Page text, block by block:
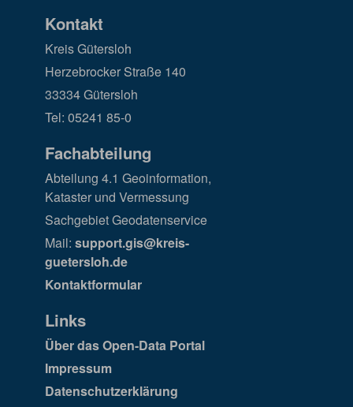
Kontakt
Kreis Gütersloh
Herzebrocker Straße 140
33334 Gütersloh
Tel: 05241 85-0
Fachabteilung
Abteilung 4.1 Geoinformation,
Kataster und Vermessung
Sachgebiet Geodatenservice
Mail: support.gis@kreis-
guetersloh.de
Kontaktformular
Links
Über das Open-Data Portal
Impressum
Datenschutzerklärung